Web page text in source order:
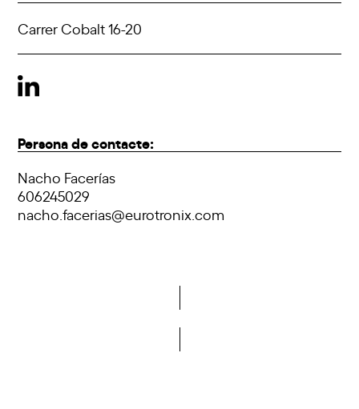
Carrer Cobalt 16-20
Persona de contacte:
Nacho Facerías
606245029
nacho.facerias@eurotronix.com